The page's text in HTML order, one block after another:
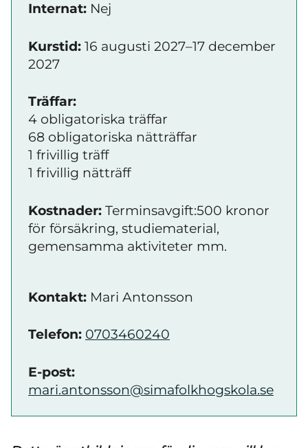
Internat: Nej
Kurstid: 16 augusti 2027–17 december
2027
Träffar:
4 obligatoriska träffar
68 obligatoriska nätträffar
1 frivillig träff
1 frivillig nätträff
Kostnader: Terminsavgift:500 kronor
för försäkring, studiematerial,
gemensamma aktiviteter mm.
Kontakt: Mari Antonsson
Telefon: 0703460240
E-post:
mari.antonsson@simafolkhogskola.se